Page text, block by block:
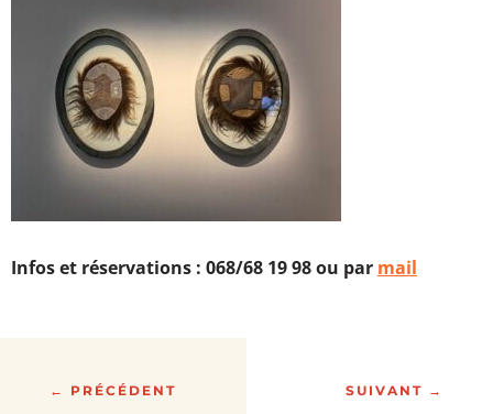
Infos et réservations : 068/68 19 98 ou par mail
← PRÉCÉDENT SUIVANT →